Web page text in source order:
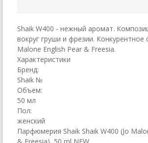
Shaik W400 - нежный аромат.
вокруг груши и фрезии. Конкурентное
Malone English Pear & Freesia.
Характеристики
Бренд:
Shaik №
Объем:
50 мл
Пол:
женский
Парфюмерия Shaik Shaik W400 (Jo
& Freesia), 50 ml NEW